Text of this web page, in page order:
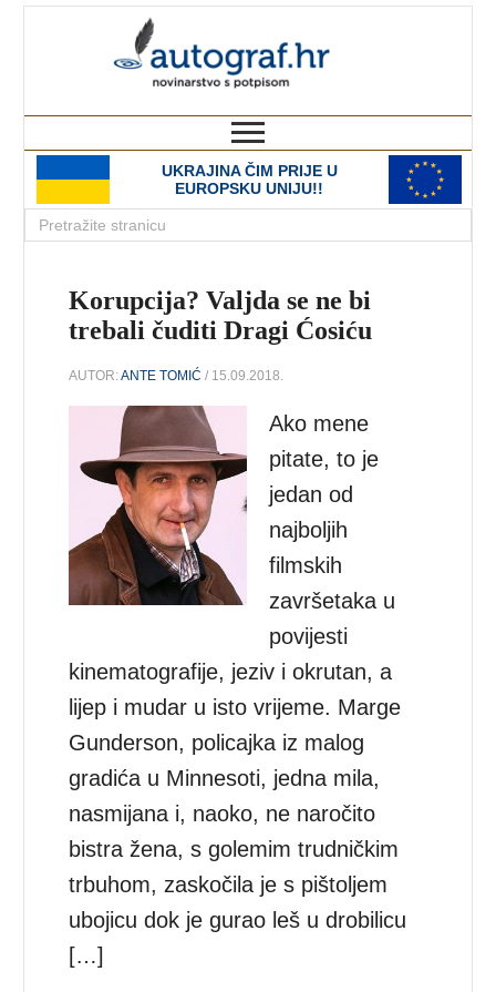
UKRAJINA ČIM PRIJE U
EUROPSKU UNIJU!!
Korupcija? Valjda se ne bi
trebali čuditi Dragi Ćosiću
AUTOR:ANTE TOMIĆ / 15.09.2018.
Ako mene
pitate, to je
jedan od
najboljih
filmskih
završetaka u
povijesti
kinematografije, jeziv i okrutan, a
lijep i mudar u isto vrijeme. Marge
Gunderson, policajka iz malog
gradića u Minnesoti, jedna mila,
nasmijana i, naoko, ne naročito
bistra žena, s golemim trudničkim
trbuhom, zaskočila je s pištoljem
ubojicu dok je gurao leš u drobilicu
[…]